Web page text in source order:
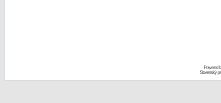
Powered
Slovenský